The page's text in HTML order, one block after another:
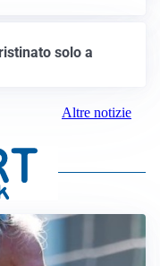
solo a
Altre notizie